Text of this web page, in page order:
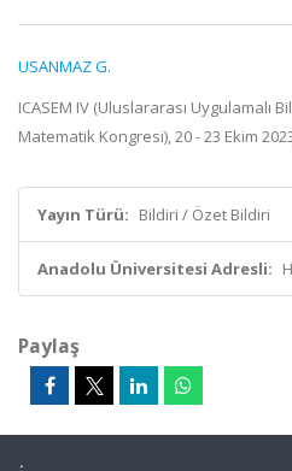
USANMAZ G.
ICASEM IV (Uluslararası Uygulamalı
Matematik Kongresi), 20 - 23 Ekim
Yayın Türü: Bildiri / Özet Bildiri
Anadolu Üniversitesi Adresli:
Paylaş